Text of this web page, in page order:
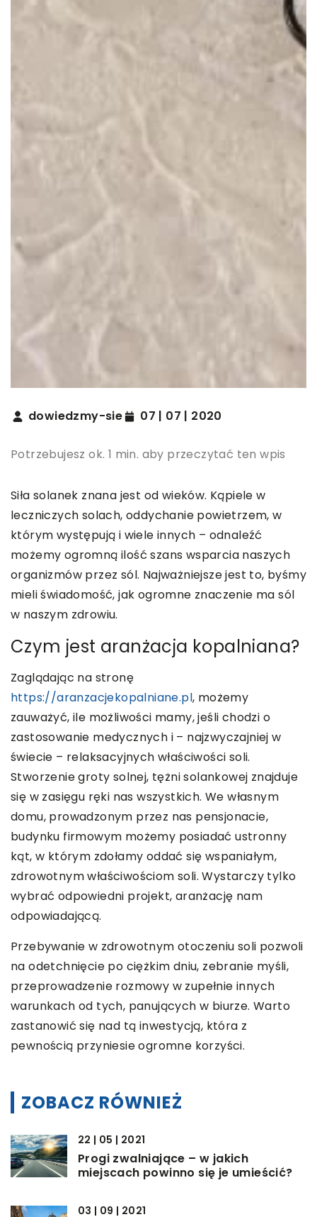
dowiedzmy-sie 07 | 07 | 2020
Potrzebujesz ok. 1 min. aby przeczytać ten wpis
Siła solanek znana jest od wieków. Kąpiele w
leczniczych solach, oddychanie powietrzem, w
którym występują i wiele innych – odnaleźć
możemy ogromną ilość szans wsparcia naszych
organizmów przez sól. Najważniejsze jest to, byśmy
mieli świadomość, jak ogromne znaczenie ma sól
w naszym zdrowiu.
Czym jest aranżacja kopalniana?
Zaglądając na stronę
https://aranzacjekopalniane.pl, możemy
zauważyć, ile możliwości mamy, jeśli chodzi o
zastosowanie medycznych i – najzwyczajniej w
świecie – relaksacyjnych właściwości soli.
Stworzenie groty solnej, tężni solankowej znajduje
się w zasięgu ręki nas wszystkich. We własnym
domu, prowadzonym przez nas pensjonacie,
budynku firmowym możemy posiadać ustronny
kąt, w którym zdołamy oddać się wspaniałym,
zdrowotnym właściwościom soli. Wystarczy tylko
wybrać odpowiedni projekt, aranżację nam
odpowiadającą.
Przebywanie w zdrowotnym otoczeniu soli pozwoli
na odetchnięcie po ciężkim dniu, zebranie myśli,
przeprowadzenie rozmowy w zupełnie innych
warunkach od tych, panujących w biurze. Warto
zastanowić się nad tą inwestycją, która z
pewnością przyniesie ogromne korzyści.
ZOBACZ RÓWNIEŻ
22 | 05 | 2021
Progi zwalniające – w jakich
miejscach powinno się je umieścić?
03 | 09 | 2021